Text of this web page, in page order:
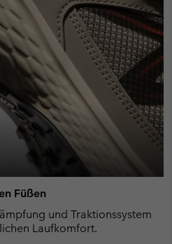
Füßen
und Traktionssystem
Laufkomfort.